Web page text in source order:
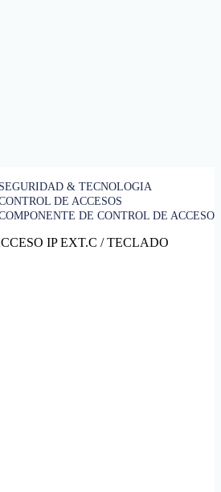
SEGURIDAD & TECNOLOGIA
DE ACCESOS
DE CONTROL DE ACCESO